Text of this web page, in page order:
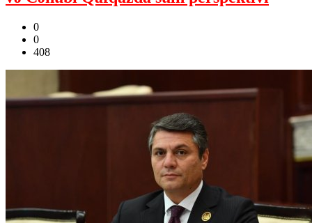
0
0
408